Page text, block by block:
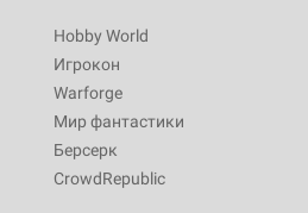
Hobby World
Игрокон
Warforge
Мир фантастики
Берсерк
CrowdRepublic